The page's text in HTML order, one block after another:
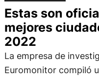
Estas son
mejores
2022
La empresa de
Euromonitor compiló